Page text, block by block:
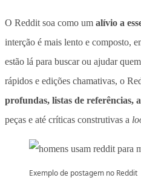
O Reddit soa como um alívio a
interção é mais lento e composto,
estão lá para buscar ou ajudar
rápidos e edições chamativas, o
profundas, listas de referências,
peças e até críticas construtivas a
Exemplo de postagem no Reddit